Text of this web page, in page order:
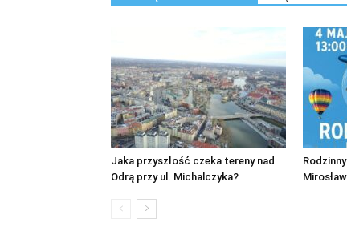
Jaka przyszłość czeka tereny nad
Odrą przy ul. Michalczyka?